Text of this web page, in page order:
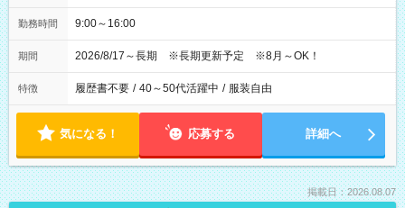
勤務時間 9:00～16:00
期間 2026/8/17～長期 ※長期更新予定 ※8月～OK！
特徴 履歴書不要 / 40～50代活躍中 / 服装自由
気になる！ 応募する 詳細へ
掲載日：2026.08.07